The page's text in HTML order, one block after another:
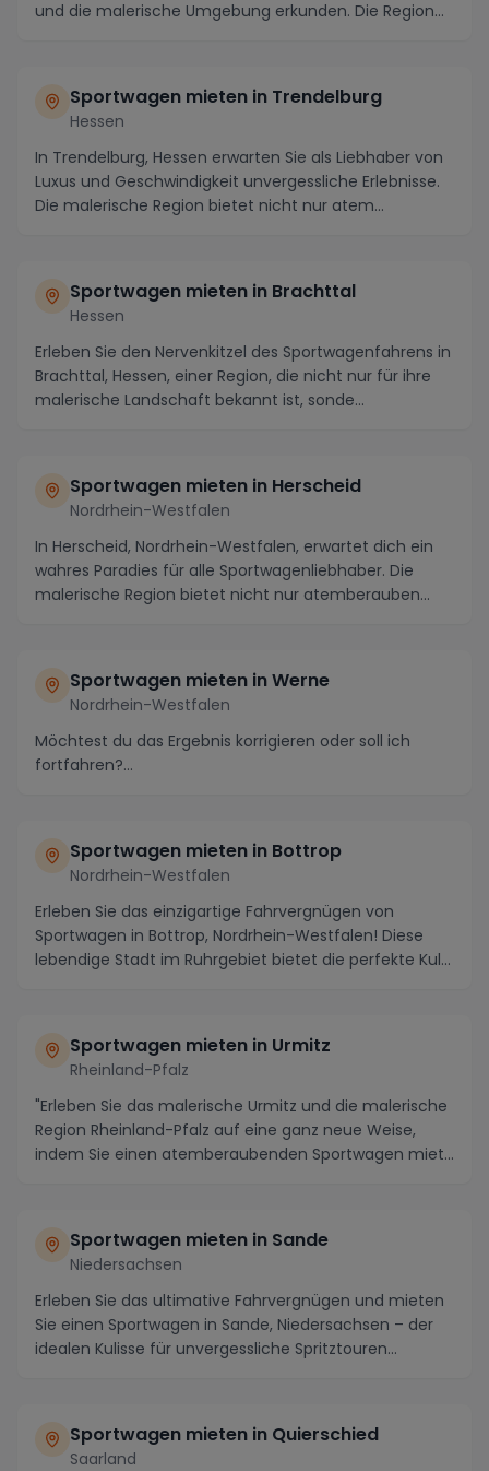
und die malerische Umgebung erkunden. Die Region
Sportwagen mieten in Trendelburg
Hessen
In Trendelburg, Hessen erwarten Sie als Liebhaber von
Luxus und Geschwindigkeit unvergessliche Erlebnisse.
Die malerische Region bietet nicht nur atem...
Sportwagen mieten in Brachttal
Hessen
Erleben Sie den Nervenkitzel des Sportwagenfahrens in
Brachttal, Hessen, einer Region, die nicht nur für ihre
malerische Landschaft bekannt ist, sonde...
Sportwagen mieten in Herscheid
Nordrhein-Westfalen
In Herscheid, Nordrhein-Westfalen, erwartet dich ein
wahres Paradies für alle Sportwagenliebhaber. Die
malerische Region bietet nicht nur atemberauben...
Sportwagen mieten in Werne
Nordrhein-Westfalen
Möchtest du das Ergebnis korrigieren oder soll ich
fortfahren?...
Sportwagen mieten in Bottrop
Nordrhein-Westfalen
Erleben Sie das einzigartige Fahrvergnügen von
Sportwagen in Bottrop, Nordrhein-Westfalen! Diese
lebendige Stadt im Ruhrgebiet bietet die perfekte Kul...
Sportwagen mieten in Urmitz
Rheinland-Pfalz
"Erleben Sie das malerische Urmitz und die malerische
Region Rheinland-Pfalz auf eine ganz neue Weise,
indem Sie einen atemberaubenden Sportwagen miet...
Sportwagen mieten in Sande
Niedersachsen
Erleben Sie das ultimative Fahrvergnügen und mieten
Sie einen Sportwagen in Sande, Niedersachsen – der
idealen Kulisse für unvergessliche Spritztouren...
Sportwagen mieten in Quierschied
Saarland